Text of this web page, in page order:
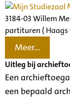
3184-03 Willem
partituren ( Haags
Meer...
Uitleg bij
Een
een bepaald